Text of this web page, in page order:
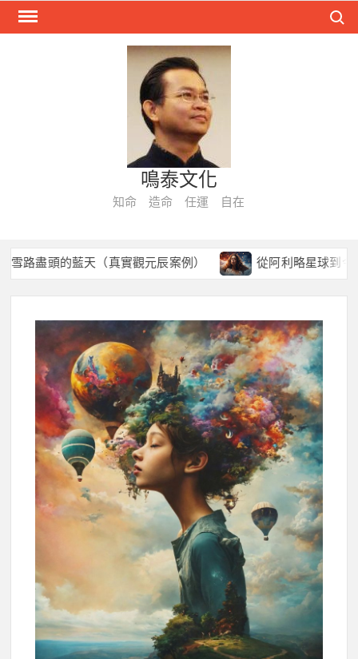
Skip
鳴泰文化
知命 造命 任運 自在
的藍天（真實觀元辰案例） 從阿利略星球到今生病痛